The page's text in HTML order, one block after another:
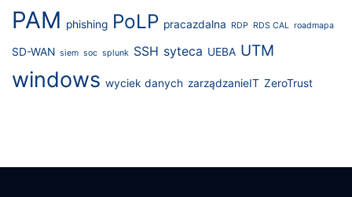
PAM phishing PoLP pracazdalna RDP RDS CAL roadmapa
SD-WAN siem soc splunk SSH syteca UEBA UTM
windows wyciek danych zarządzanieIT ZeroTrust